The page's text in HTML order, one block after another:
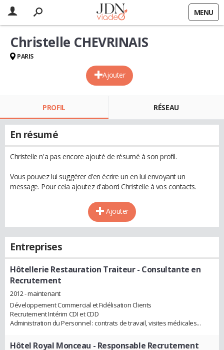
MENU
Ajouter
Christelle CHEVRINAIS
PARIS
PROFIL RÉSEAU
En résumé
Christelle n'a pas encore ajouté de résumé à son profil.
Vous pouvez lui suggérer d'en écrire un en lui envoyant un
message. Pour cela ajoutez d'abord Christelle à vos contacts.
Ajouter
Entreprises
Hôtellerie Restauration Traiteur- Consultante en
Recrutement
2012 - maintenant
Développement Commercial et Fidélisation Clients
Recrutement Intérim CDI et CDD
Administration du Personnel : contrats de travail, visites médicales...
Hôtel Royal Monceau - Responsable Recrutement